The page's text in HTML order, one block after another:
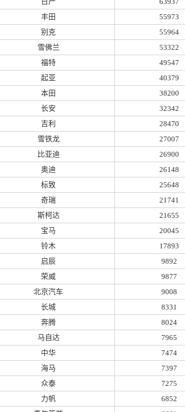
丰田
55973
别克
55964
雪佛兰
53322
福特
49547
起亚
40379
本田
38200
长安
32342
吉利
28470
雪铁龙
27007
比亚迪
26900
奥迪
26148
标致
25648
奇瑞
21741
斯柯达
21655
宝马
20045
铃木
17893
启辰
9892
荣威
9877
北京汽车
9008
长城
8331
奔腾
8024
马自达
7965
中华
7474
海马
7397
众泰
7275
力帆
6852